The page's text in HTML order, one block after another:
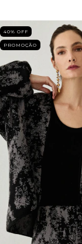
40% OFF
PROMOÇÃO